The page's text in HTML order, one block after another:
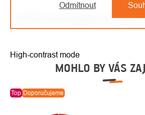
Odmítnout
NOTCH stromolezecké stupačky
High-contrast mode
MOHLO BY VÁS
Top Doporučujeme